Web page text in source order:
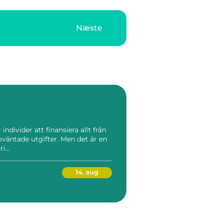
Næste
att finansiera allt från
utgifter. Men det är en
14. aug